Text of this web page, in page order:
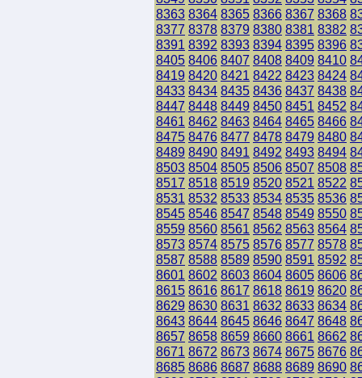
8363 8364 8365 8366 8367 8368
8377 8378 8379 8380 8381 8382
8391 8392 8393 8394 8395 8396
8405 8406 8407 8408 8409 8410
8419 8420 8421 8422 8423 8424
8433 8434 8435 8436 8437 8438
8447 8448 8449 8450 8451 8452
8461 8462 8463 8464 8465 8466
8475 8476 8477 8478 8479 8480
8489 8490 8491 8492 8493 8494
8503 8504 8505 8506 8507 8508
8517 8518 8519 8520 8521 8522
8531 8532 8533 8534 8535 8536
8545 8546 8547 8548 8549 8550
8559 8560 8561 8562 8563 8564
8573 8574 8575 8576 8577 8578
8587 8588 8589 8590 8591 8592
8601 8602 8603 8604 8605 8606
8615 8616 8617 8618 8619 8620
8629 8630 8631 8632 8633 8634
8643 8644 8645 8646 8647 8648
8657 8658 8659 8660 8661 8662
8671 8672 8673 8674 8675 8676
8685 8686 8687 8688 8689 8690